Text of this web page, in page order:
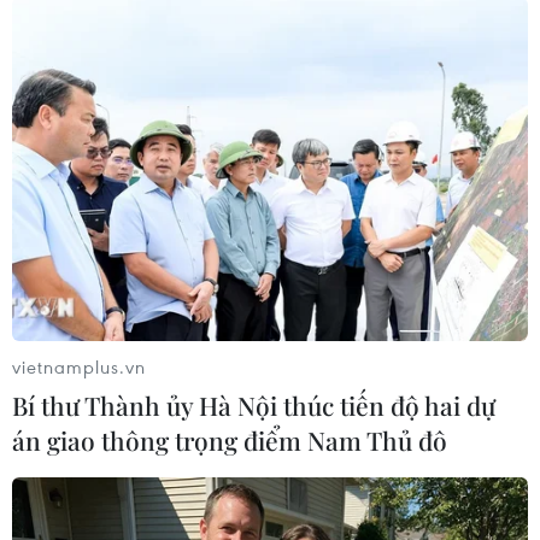
thời gian dài.
(TTXVN/Vietnam+)
vietnamplus.vn
Bí thư Thành ủy Hà Nội thúc tiến độ hai dự
án giao thông trọng điểm Nam Thủ đô